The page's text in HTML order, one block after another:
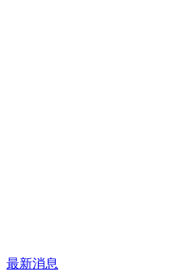
最新消息